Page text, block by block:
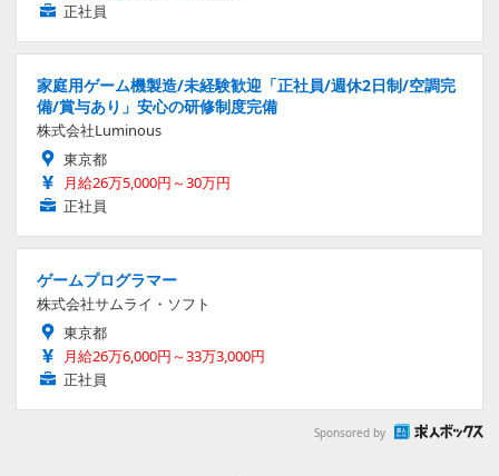
正社員
家庭用ゲーム機製造/未経験歓迎「正社員/週休2日制/空調完
備/賞与あり」安心の研修制度完備
株式会社Luminous
東京都
月給26万5,000円～30万円
正社員
ゲームプログラマー
株式会社サムライ・ソフト
東京都
月給26万6,000円～33万3,000円
正社員
Sponsored by